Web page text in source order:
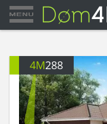
4M288